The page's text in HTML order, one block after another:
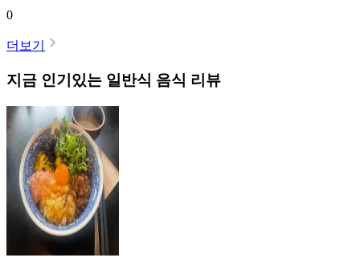
0
더보기
지금 인기있는 일반식 음식 리뷰